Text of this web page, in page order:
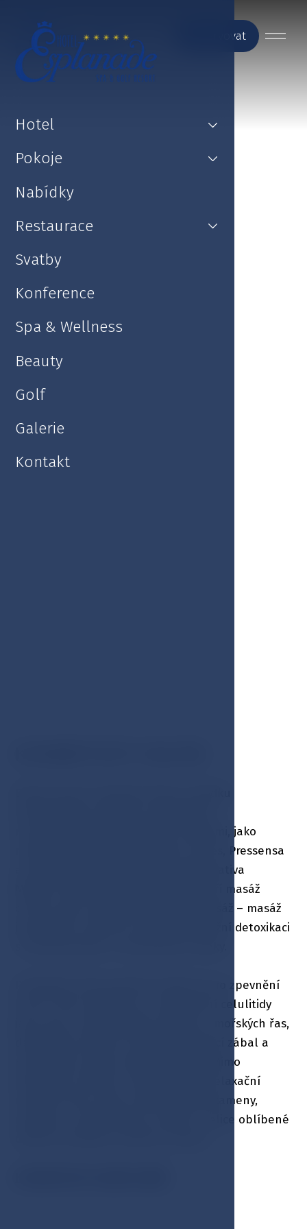
Rezervovat
Hotel
Pokoje
Nabídky
Restaurace
Svatby
Konference
Spa & Wellness
Beauty
Golf
Galerie
Kontakt
renomovanými kosmetickými značkami, jako
například Klara Rott, Alqvimia, Purles, Pressensa
a tradiční česká kosmetická značka Sativa
Medical. Mezi oblíbené ošetření patří masáž
očního okolí, Hydrofacial, Kobido masáž – masáž
japonských císařoven podporující kožní detoxikaci
Provádíme také speciální ošetření pro zpevnění
kontur těla zaměřené na odstranění celulitidy
jako např. anticelulitidní program z mořských řas,
detoxikační bahenní zábal, zpevňující zábal a
revitalizační zábal medově-mléčný. Mimo
klasického ošetření nabízíme také relaxační
masáže hlavy a šíje, masáž horkými kameny,
medovou a čokoládovou masáž, a velice oblíbené